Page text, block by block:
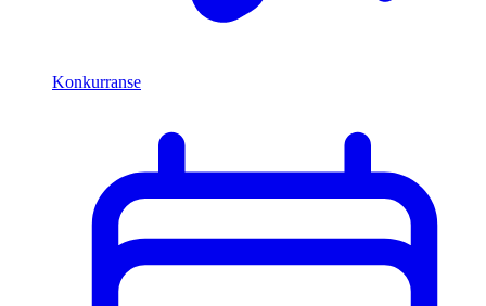
Konkurranse